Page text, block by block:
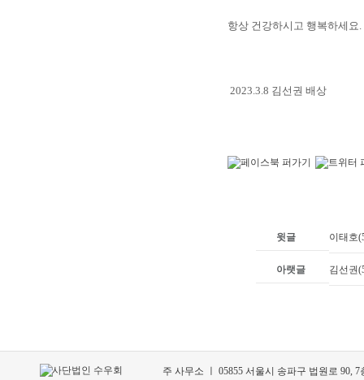
항상 건강하시고 행복하세요.
2023.3.8 김선권 배상
윗글 이태호
아랫글 김선권
주 사무소 ㅣ 05855 서울시 송파구 법원로 90,